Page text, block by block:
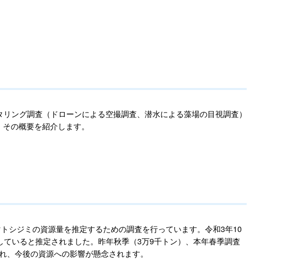
グ調査（ドローンによる空撮調査、潜水による藻場の目視調査）
の概要を紹介します。
シジミの資源量を推定するための調査を行っています。令和3年10
いると推定されました。昨年秋季（3万9千トン）、本年春季調査
今後の資源への影響が懸念されます。